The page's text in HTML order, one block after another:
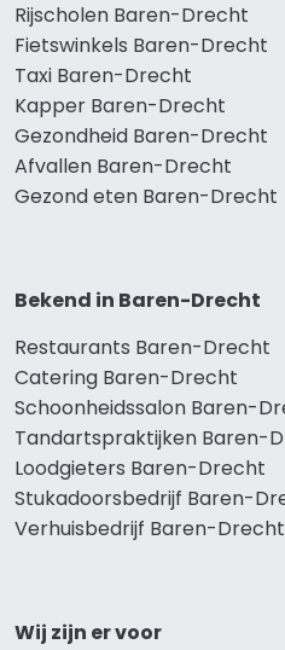
Rijscholen Baren-Drecht
Fietswinkels Baren-Drecht
Taxi Baren-Drecht
Kapper Baren-Drecht
Gezondheid Baren-Drecht
Afvallen Baren-Drecht
Gezond eten Baren-Drecht
Bekend in Baren-Drecht
Restaurants Baren-Drecht
Catering Baren-Drecht
Schoonheidssalon Baren-
Tandartspraktijken Baren-
Loodgieters Baren-Drecht
Stukadoorsbedrijf Baren-
Verhuisbedrijf Baren-Drecht
Wij zijn er voor